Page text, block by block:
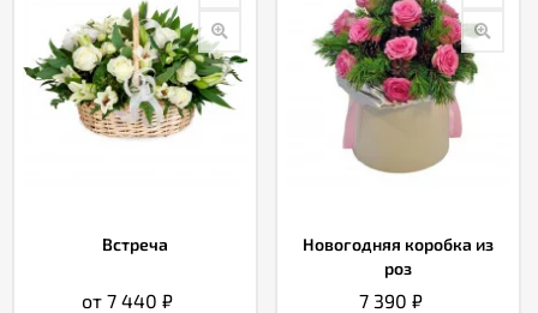
Встреча
от 7 440₽
Новогодняя коробка из
роз
7 390 ₽